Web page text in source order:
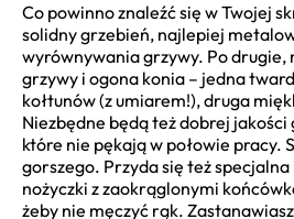
Co powinno znaleźć się w Twojej
solidny grzebień, najlepiej
wyrównywania grzywy. Po drugie,
grzywy i ogona konia – jedna
kołtunów (z umiarem!), druga
Niezbędne będą też dobrej
które nie pękają w połowie pracy.
gorszego. Przyda się też
nożyczki z zaokrąglonymi
żeby nie męczyć rąk.